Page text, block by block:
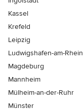
Kassel
Krefeld
Leipzig
Ludwigshafen-am-Rhein
Magdeburg
Mannheim
Mülheim-an-der-Ruhr
Münster